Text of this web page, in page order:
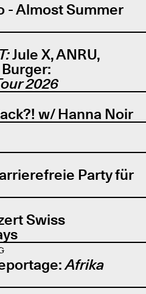
- Almost Summer
Jule X, ANRU,
2026
w/ Hanna Noir
Party für
Swiss
Afrika